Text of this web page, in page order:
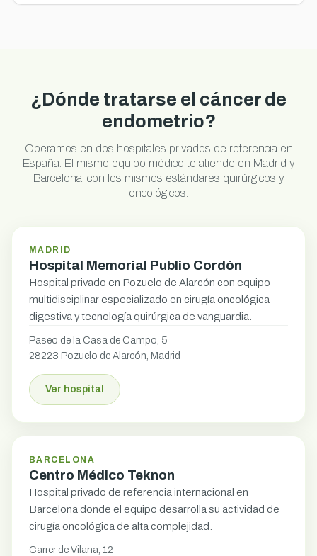
¿Dónde tratarse el cáncer de
endometrio?
Operamos en dos hospitales privados de referencia en
España. El mismo equipo médico te atiende en Madrid y
Barcelona, con los mismos estándares quirúrgicos y
oncológicos.
MADRID
Hospital Memorial Publio Cordón
Hospital privado en Pozuelo de Alarcón con equipo
multidisciplinar especializado en cirugía oncológica
digestiva y tecnología quirúrgica de vanguardia.
Paseo de la Casa de Campo, 5
28223 Pozuelo de Alarcón, Madrid
Ver hospital
BARCELONA
Centro Médico Teknon
Hospital privado de referencia internacional en
Barcelona donde el equipo desarrolla su actividad de
cirugía oncológica de alta complejidad.
Carrer de Vilana, 12